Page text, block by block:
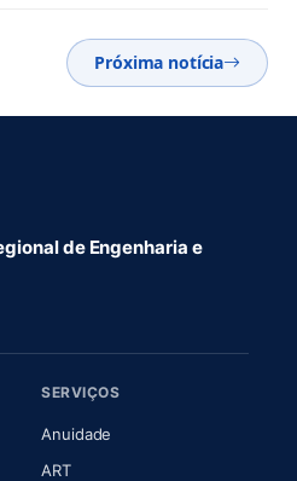
Próxima notícia
de Engenharia e
nova aba)
nova aba)
SERVIÇOS
Anuidade
ART(abre em nova aba)